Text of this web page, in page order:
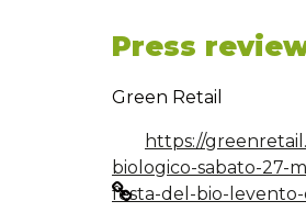
Press
Green Retail
https://
biologico-sabato-27-
festa-del-bio-